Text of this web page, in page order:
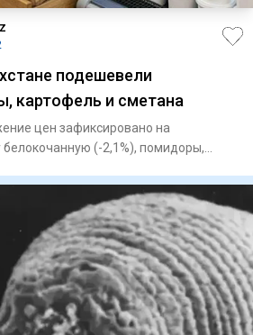
подешевели
картофель и сметана
цен зафиксировано на
белокочанную (-2,1%), помидоры,